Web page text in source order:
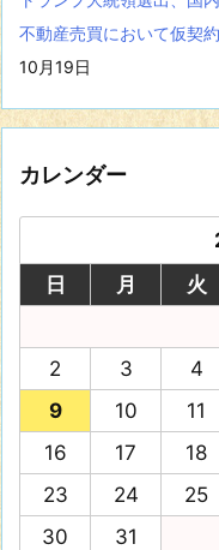
不動産売買において仮契
10月19日
カレンダー
日
月 火
2
3 4
9
10 11
16
17 18
23
24 25
30
31